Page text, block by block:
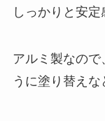
しっかりと安定
アルミ製なので
うに塗り替えな